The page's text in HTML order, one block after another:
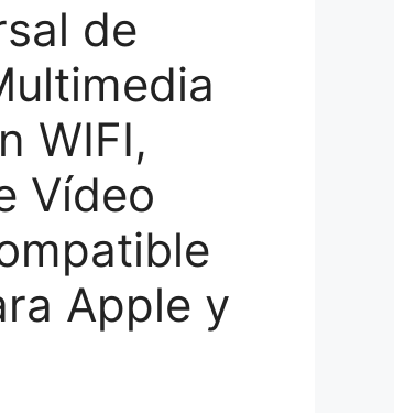
de
WIFI,
Vídeo
Apple y